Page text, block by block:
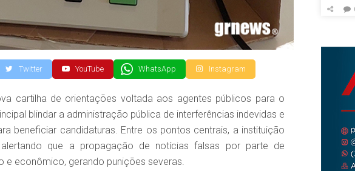
Twitter YouTube WhatsApp Instagram
cartilha de orientações voltada aos agentes públicos para o
blindar a administração pública de interferências indevidas e
beneficiar candidaturas. Entre os pontos centrais, a instituição
que a propagação de notícias falsas por parte de
econômico, gerando punições severas.